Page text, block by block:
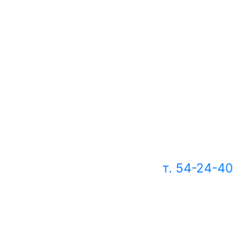
т. 54-24-40